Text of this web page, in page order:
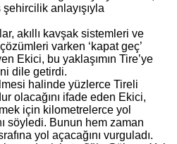
anlayışıyla
akıllı kavşak sistemleri ve
varken ‘kapat geç’
Ekici, bu yaklaşımın Tire’ye
dile getirdi.
halinde yüzlerce Tireli
olacağını ifade eden Ekici,
için kilometrelerce yol
söyledi. Bunun hem zaman
yol açacağını vurguladı.